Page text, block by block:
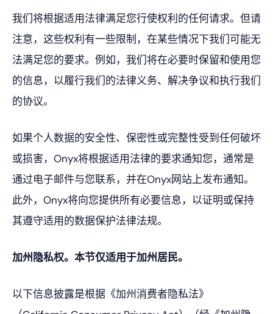
我们将根据适用法律满足您行使权利的任何请求。但请
注意，这些权利有一些限制，在某些情况下我们可能无
法满足您的要求。例如，我们将在必要时保留和使用您
的信息，以履行我们的法律义务、解决争议和执行我们
的协议。
如果个人数据的安全性、保密性或完整性受到任何破坏
或损害，Onyx将根据适用法律的要求通知您，通常是
通过电子邮件与您联系，并在Onyx网站上发布通知。
此外，Onyx将向您提供所有必要信息，以证明或保持
其遵守适用的数据保护法律法规。
加州隐私权。本节仅适用于加州居民。
以下信息披露是根据《加州消费者隐私法》